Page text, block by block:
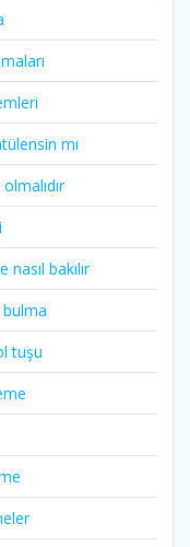
mı
bakılır
bulma
tuşu